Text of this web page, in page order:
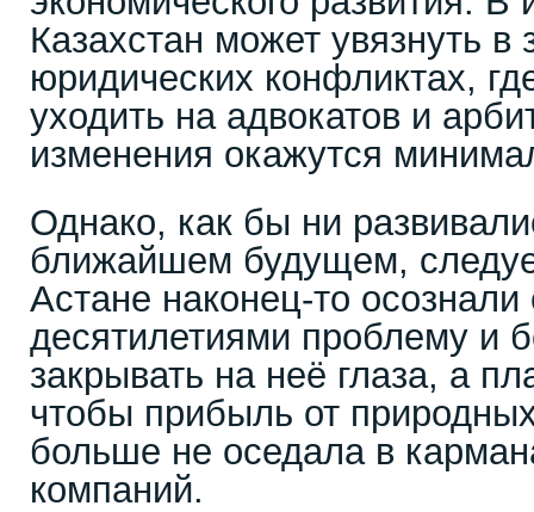
Казахстан может увязнуть в
юридических конфликтах,
уходить на адвокатов и
изменения окажутся
Однако, как бы ни
ближайшем будущем,
Астане наконец-то
десятилетиями проблему и
закрывать на неё глаза, а
чтобы прибыль от
больше не оседала в
компаний.